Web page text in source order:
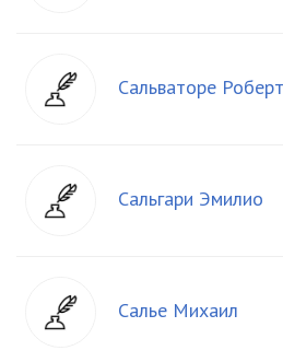
Сальваторе Роберт
Сальгари Эмилио
Салье Михаил